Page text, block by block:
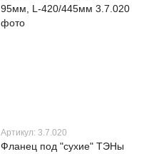
Артикул: 3.7.020
Фланец под "сухие" ТЭНы